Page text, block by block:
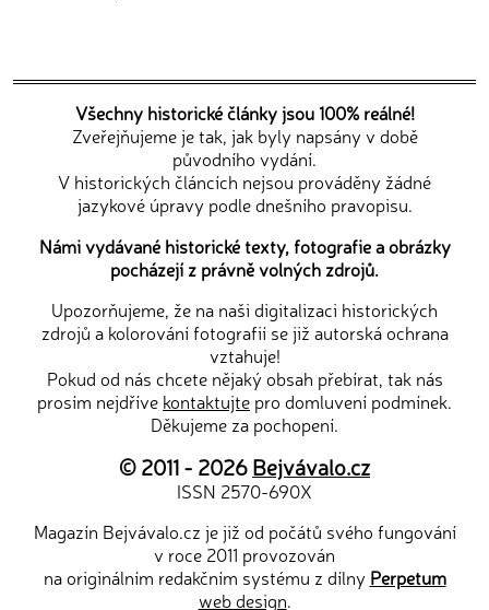
Všechny historické články jsou 100% reálné!
Zveřejňujeme je tak, jak byly napsány v době
původního vydání.
V historických článcích nejsou prováděny žádné
jazykové úpravy podle dnešního pravopisu.
Námi vydávané historické texty, fotografie a obrázky
pocházejí z právně volných zdrojů.
Upozorňujeme, že na naši digitalizaci historických
zdrojů a kolorování fotografií se již autorská ochrana
vztahuje!
Pokud od nás chcete nějaký obsah přebírat, tak nás
prosím nejdříve kontaktujte pro domluvení podmínek.
Děkujeme za pochopení.
© 2011 - 2026Bejvávalo.cz
ISSN 2570-690X
Magazín Bejvávalo.cz je již od počátů svého fungování
v roce 2011 provozován
na originálním redakčním systému z dílny Perpetum
web design.